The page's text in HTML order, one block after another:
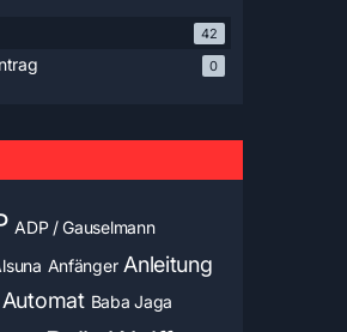
42
0
ADP / Gauselmann
Anfänger Anleitung
Automat Baba Jaga